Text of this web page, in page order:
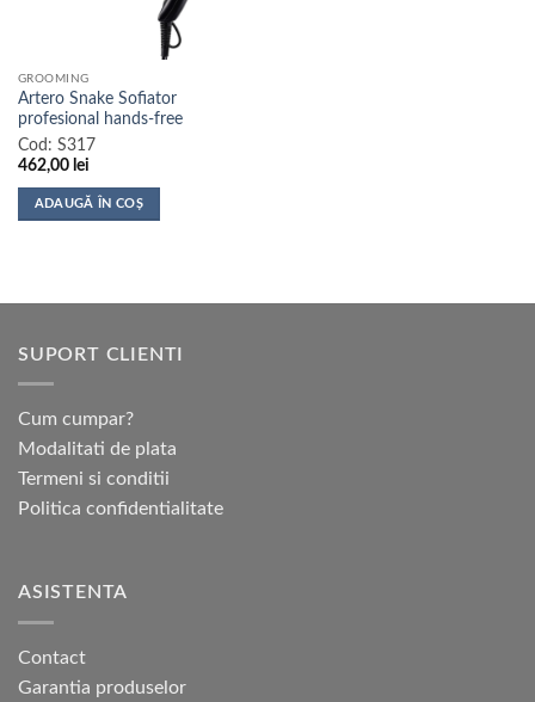
GROOMING
Artero Snake Sofiator
profesional hands-free
Cod: S317
462,00 lei
ADAUGĂ ÎN COȘ
SUPORT CLIENTI
Cum cumpar?
Modalitati de plata
Termeni si conditii
Politica confidentialitate
ASISTENTA
Contact
Garantia produselor